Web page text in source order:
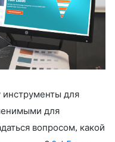
для
для
вопросом, какой